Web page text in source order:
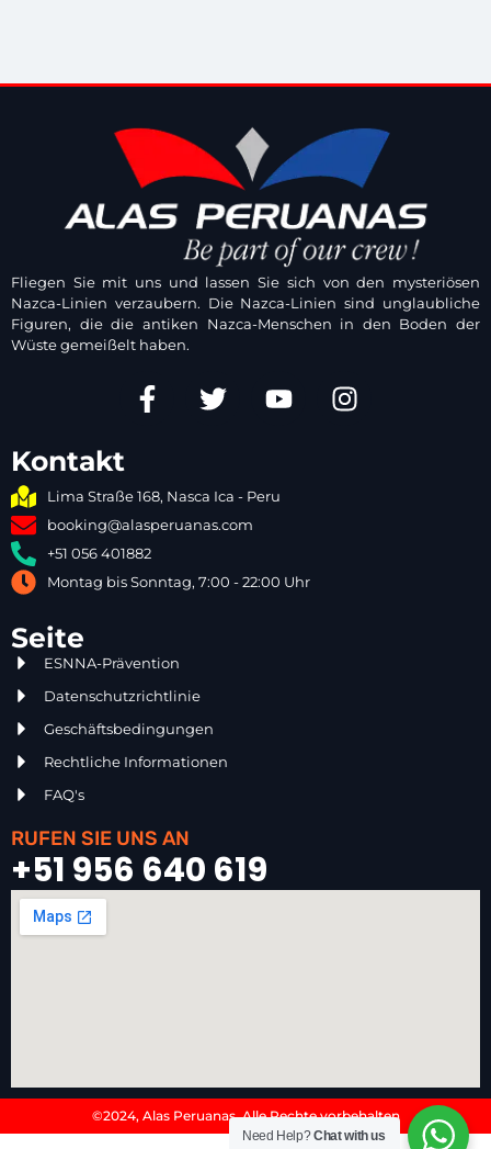
Fliegen Sie mit uns und lassen Sie sich von den mysteriösen
Nazca-Linien verzaubern. Die Nazca-Linien sind unglaubliche
Figuren, die die antiken Nazca-Menschen in den Boden der
Wüste gemeißelt haben.
Kontakt
Lima Straße 168, Nasca Ica - Peru
booking@alasperuanas.com
+51 056 401882
Montag bis Sonntag, 7:00 - 22:00 Uhr
Seite
ESNNA-Prävention
Datenschutzrichtlinie
Geschäftsbedingungen
Rechtliche Informationen
FAQ's
RUFEN SIE UNS AN
+51 956 640 619
©2024, Alas Peruanas. Alle Rechte vorbehalten
Need Help?Chat with us